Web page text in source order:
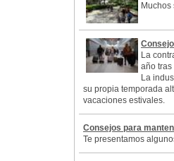
La
año tras
La
su propia temporada
vacaciones estivales.
Consejos para
Te presentamos